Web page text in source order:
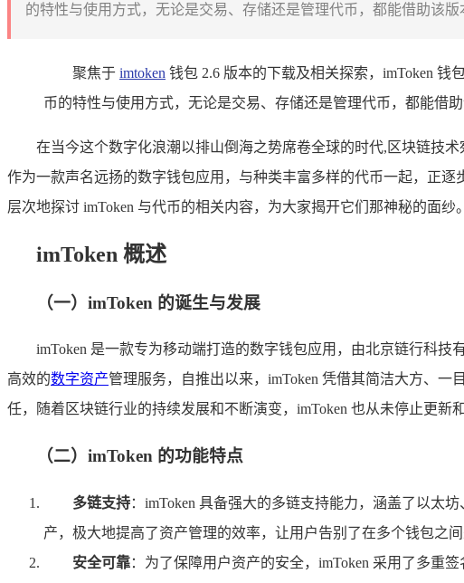
的特性与使用方式，无论是交易、存储还是管理代币，都能借助该
聚焦于 imtoken 钱包 2.6 版本的下载及相关探索，imToken
币的特性与使用方式，无论是交易、存储还是管理代币，都能借
在当今这个数字化浪潮以排山倒海之势席卷全球的时代,区块链技
作为一款声名远扬的数字钱包应用，与种类丰富多样的代币一起，正
层次地探讨 imToken 与代币的相关内容，为大家揭开它们那神秘的面纱。
imToken 概述
（一）imToken 的诞生与发展
imToken 是一款专为移动端打造的数字钱包应用，由北京链行科
高效的数字资产管理服务，自推出以来，imToken 凭借其简洁大方、
任，随着区块链行业的持续发展和不断演变，imToken 也从未停止更新
（二）imToken 的功能特点
多链支持：imToken 具备强大的多链支持能力，涵盖了以太
产，极大地提高了资产管理的效率，让用户告别了在多个钱包之间
安全可靠：为了保障用户资产的安全，imToken 采用了多重